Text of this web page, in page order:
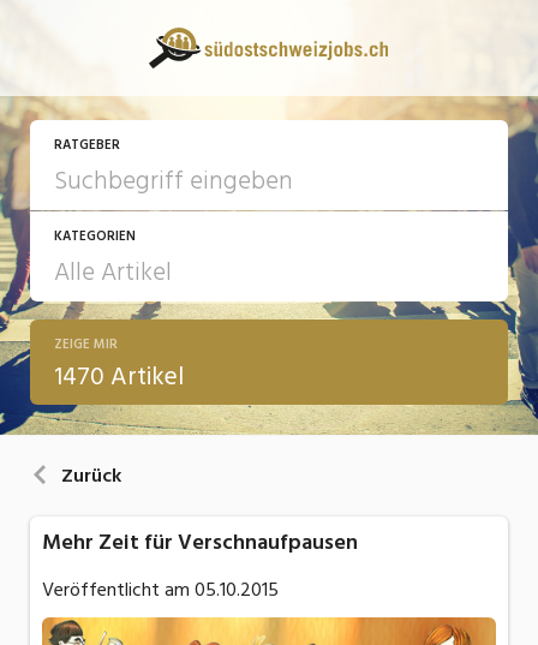
RATGEBER
KATEGORIEN
13 Fragen - 13 Antworten
Arbeit
ZEIGE MIR
1470 Artikel
Zurück
Mehr Zeit für Verschnaufpausen
Veröffentlicht am05.10.2015